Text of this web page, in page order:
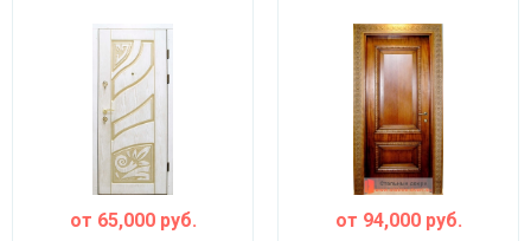
от 65,000руб. от 94,000руб.